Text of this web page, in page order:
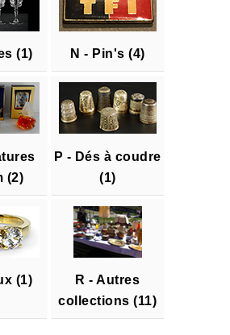
(1) N - Pin's (4)
(2)
P - Dés à coudre
(1)
(1)
R - Autres
collections (11)